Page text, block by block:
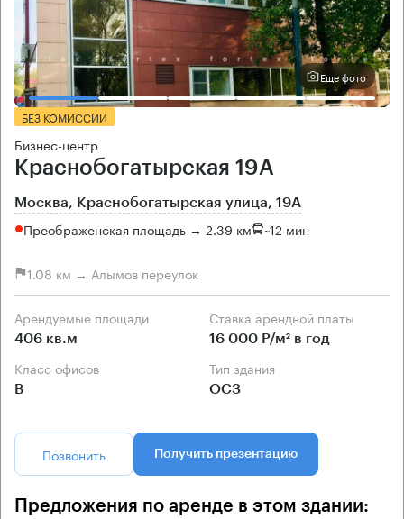
Еще фото
БЕЗ КОМИССИИ
Бизнес-центр
Краснобогатырская 19А
Москва, Краснобогатырская улица, 19А
Преображенская площадь → 2.39 км ~12 мин
1.08 км → Алымов переулок
Арендуемые площади
406 кв.м
Ставка арендной платы
16 000 Р/м² в год
Класс офисов
B
Тип здания
ОСЗ
Позвонить Получить презентацию
Предложения по аренде в этом здании: